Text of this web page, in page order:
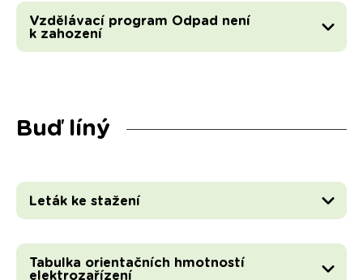
Vzdělávací program Odpad není
k zahození
Buď líný
Leták ke stažení
Tabulka orientačních hmotností
elektrozařízení